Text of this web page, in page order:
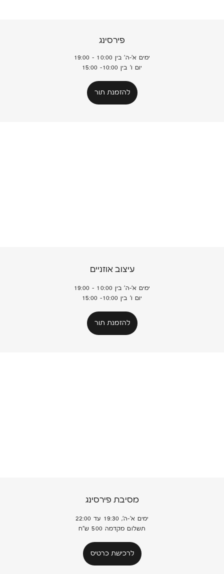
פירסינג
ימים א'-ה' בין 10:00 - 19:00
יום ו' בין 10:00- 15:00
להזמנת תור
עיצוב אוזניים
ימים א'-ה' בין 10:00 - 19:00
יום ו' בין 10:00- 15:00
להזמנת תור
מסיבת פירסינג
ימים א'-ה', 19:30 עד 22:00
תשלום מקדמה 500 ש"ח
לרכישת כרטיס